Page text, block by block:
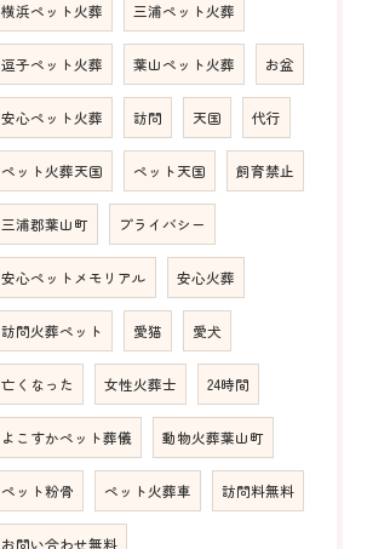
横浜ペット火葬 三浦ペット火葬
逗子ペット火葬 葉山ペット火葬 お盆
安心ペット火葬 訪問 天国 代行
ペット火葬天国 ペット天国 飼育禁止
三浦郡葉山町 プライバシー
安心ペットメモリアル 安心火葬
訪問火葬ペット 愛猫 愛犬
亡くなった 女性火葬士 24時間
よこすかペット葬儀 動物火葬葉山町
ペット粉骨 ペット火葬車 訪問料無料
お問い合わせ無料